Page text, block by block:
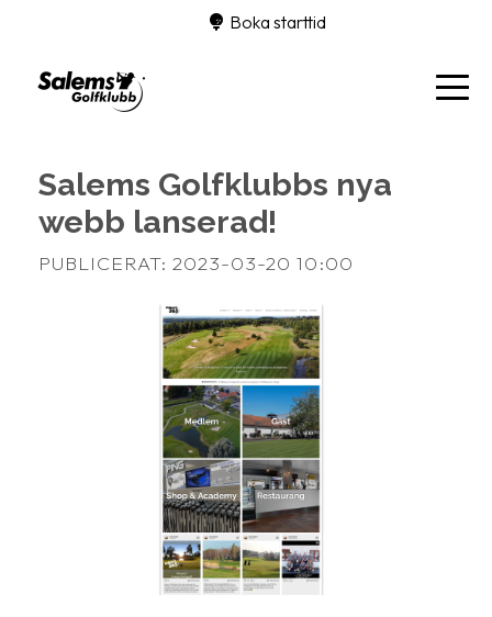
Boka starttid
Salems Golfklubbs nya
webb lanserad!
PUBLICERAT: 2023-03-20 10:00